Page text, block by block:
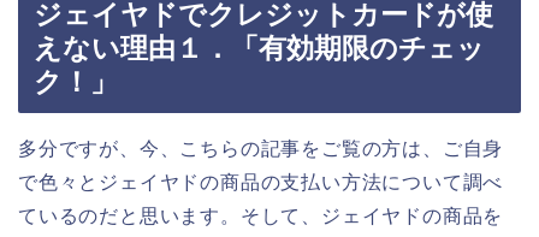
ジェイヤドでクレジットカードが使
えない理由１．「有効期限のチェッ
ク！」
多分ですが、今、こちらの記事をご覧の方は、ご自身
で色々とジェイヤドの商品の支払い方法について調べ
ているのだと思います。そして、ジェイヤドの商品を